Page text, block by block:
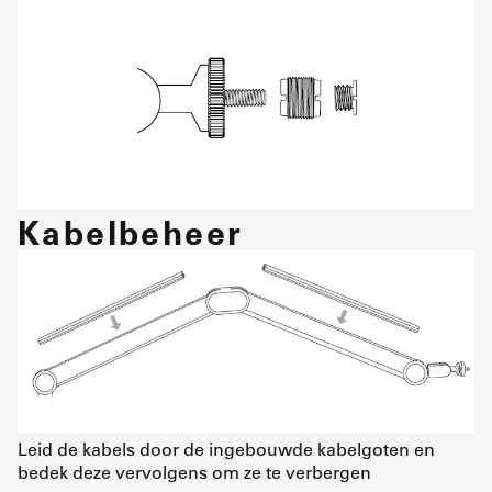
Kabelbeheer
Leid de kabels door de ingebouwde kabelgoten en
bedek deze vervolgens om ze te verbergen